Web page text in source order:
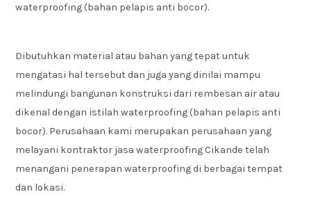
waterproofing (bahan pelapis anti bocor).
Dibutuhkan material atau bahan yang tepat untuk
mengatasi hal tersebut dan juga yang dinilai mampu
melindungi bangunan konstruksi dari rembesan air atau
dikenal dengan istilah waterproofing (bahan pelapis anti
bocor). Perusahaan kami merupakan perusahaan yang
melayani kontraktor jasa waterproofing Cikande telah
menangani penerapan waterproofing di berbagai tempat
dan lokasi.